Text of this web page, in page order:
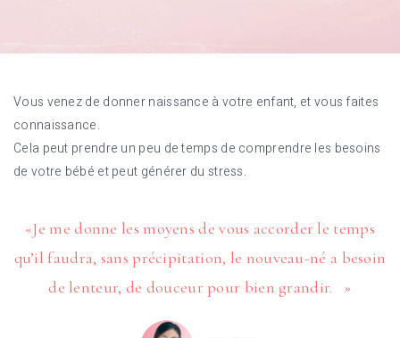
Vous venez de donner naissance à votre enfant, et vous faites
connaissance.
Cela peut prendre un peu de temps de comprendre les besoins
de votre bébé et peut générer du stress.
«Je me donne les moyens de vous accorder le temps
qu’il faudra, sans précipitation, le nouveau-né a besoin
de lenteur, de douceur pour bien grandir. »